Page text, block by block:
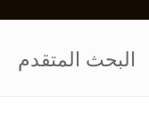
البحث المتقدم